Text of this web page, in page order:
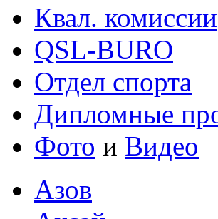
Квал. комиссии
QSL-BURO
Отдел спорта
Дипломные
Фото и Видео
Азов